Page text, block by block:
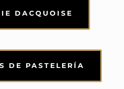
DACQUOISE
DE PASTELERÍA